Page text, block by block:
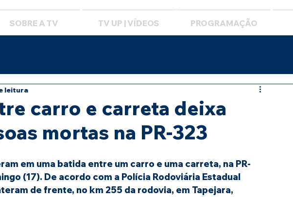
SOBRE A TV TV UP | VÍDEOS PROGRAMAÇÃO
carro e carreta deixa
mortas na PR-323
leitura
em uma batida entre um carro e uma carreta, na PR-
(17). De acordo com a Polícia Rodoviária Estadual
de frente, no km 255 da rodovia, em Tapejara,